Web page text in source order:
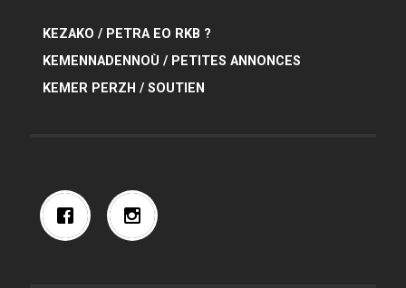
KEZAKO / PETRA EO RKB ?
KEMENNADENNOÙ / PETITES ANNONCES
KEMER PERZH / SOUTIEN